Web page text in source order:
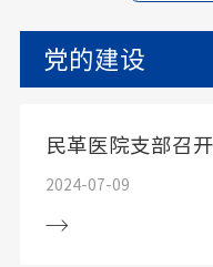
党的建设
民革医院支部召
2024-07-09